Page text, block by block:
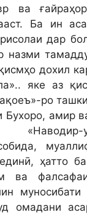
ва
Ба ин
дар
назми
дохил
яке аз
ро
Бухоро, амир
ул-
ҳатто ба
ва
муносибати
омадани